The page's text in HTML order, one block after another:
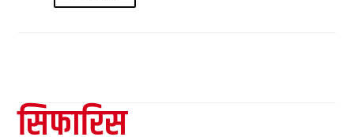
सिफारिस